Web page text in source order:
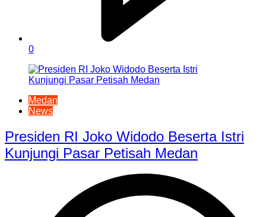
0
Medan
News
Presiden RI Joko Widodo Beserta Istri
Kunjungi Pasar Petisah Medan